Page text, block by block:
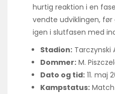
hurtig reaktion i en
vendte udviklingen,
igen i slutfasen med
Stadion: Tarczynski
Dommer: M.
Dato og tid: 11. maj
Kampstatus: Match